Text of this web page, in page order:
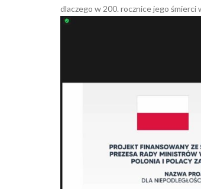
dlaczego w 200. rocznice jego śmierci